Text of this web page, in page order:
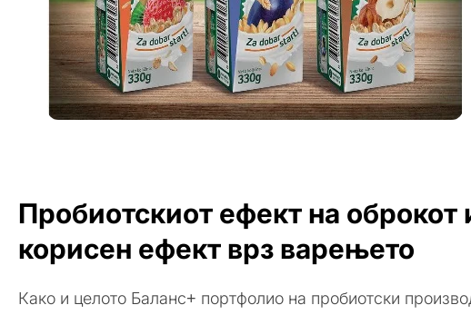
Пробиотскиот ефект на оброкот
корисен ефект врз варењето
Како и целото Баланс+ портфолио на пробиотски